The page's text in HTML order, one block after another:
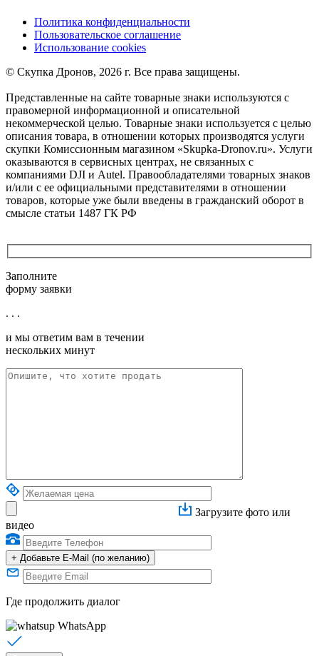
Политика конфиденциальности
Пользовательское соглашение
Использование cookies
©️ Скупка Дронов, 2026 г. Все права защищены.
Представленные на сайте товарные знаки используются с
правомерной информационной и описательной
некоммерческой целью. Товарные знаки используется с целью
описания товара, в отношении которых производятся услуги
скупки Комиссионным магазином «Skupka-Dronov.ru». Услуги
оказываются в сервисных центрах, не связанных с
компаниями DJI и Autel. Правообладателями товарных знаков
и/или с ее официальными представителями в отношении
товаров, которые уже были введены в гражданский оборот в
смысле статьи 1487 ГК РФ
Заполните
форму заявки
. . .
и мы ответим вам в течении
нескольких минут
Загрузите фото или
видео
+ Добавьте E-Mail (по желанию)
Где продолжить диалог
WhatsApp